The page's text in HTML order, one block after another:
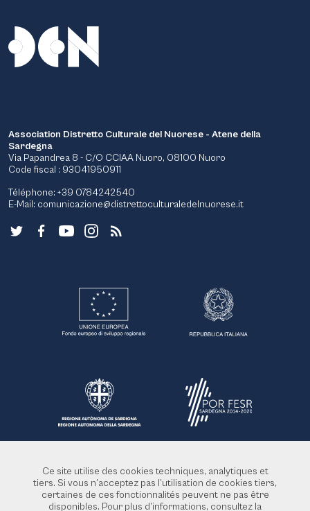
Association Distretto Culturale del Nuorese - Atene della
Sardegna
Via Papandrea 8 - C/O CCIAA Nuoro, 08100 Nuoro
Code fiscal : 93041950911
Téléphone: +39 0784242540
E-Mail: comunicazione@distrettoculturaledelnuorese.it
Ce site utilise des cookies techniques, analytiques et
tiers. Si vous n’acceptez pas l’utilisation de cookies tiers,
certaines de ces fonctionnalités peuvent ne pas être
disponibles. Pour plus d’informations, consultez la